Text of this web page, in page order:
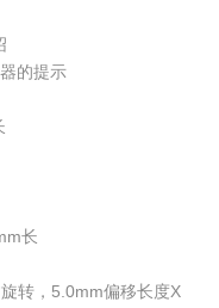
的提示
长
转，5.0mm偏移长度X